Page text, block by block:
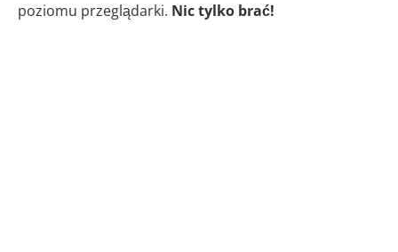
poziomu przeglądarki. Nic tylko brać!